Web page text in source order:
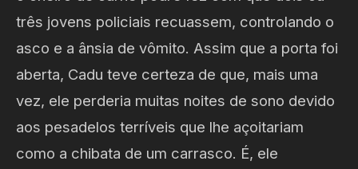
três jovens policiais recuassem, controlando o
asco e a ânsia de vômito. Assim que a porta foi
aberta, Cadu teve certeza de que, mais uma
vez, ele perderia muitas noites de sono devido
aos pesadelos terríveis que lhe açoitariam
como a chibata de um carrasco. É, ele